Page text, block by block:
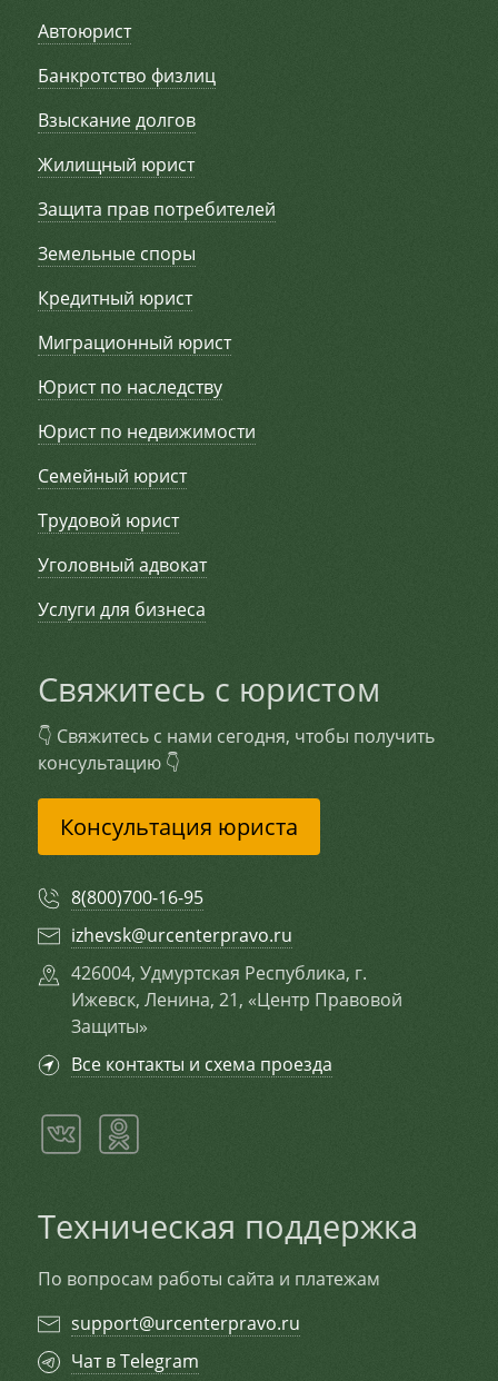
Автоюрист
Банкротство физлиц
Взыскание долгов
Жилищный юрист
Защита прав потребителей
Земельные споры
Кредитный юрист
Миграционный юрист
Юрист по наследству
Юрист по недвижимости
Семейный юрист
Трудовой юрист
Уголовный адвокат
Услуги для бизнеса
Свяжитесь с юристом
👇 Свяжитесь с нами сегодня, чтобы получить
консультацию 👇
Консультация юриста
8(800)700-16-95
izhevsk@urcenterpravo.ru
426004, Удмуртская Республика, г.
Ижевск, Ленина, 21, «Центр Правовой
Защиты»
Все контакты и схема проезда
Техническая поддержка
По вопросам работы сайта и платежам
support@urcenterpravo.ru
Чат в Telegram